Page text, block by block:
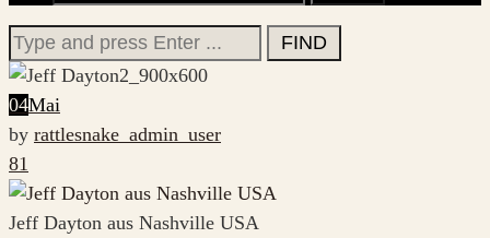
for:
Search
for:
04Mai
by rattlesnake_admin_user
81
Jeff Dayton aus Nashville USA